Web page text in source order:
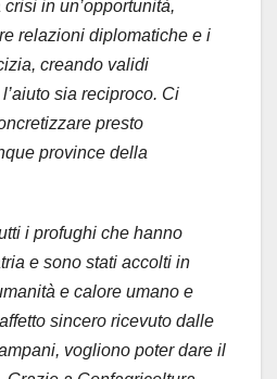
in un’opportunità,
relazioni diplomatiche e i
creando validi
sia reciproco. Ci
presto
province della
i profughi che hanno
e sono stati accolti in
e calore umano e
sincero ricevuto dalle
vogliono poter dare il